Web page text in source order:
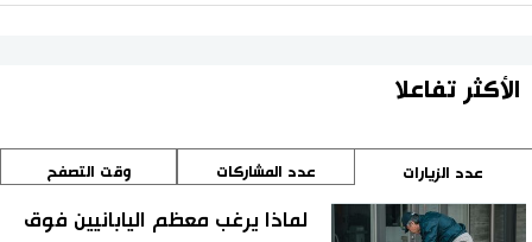
الأكثر تفاعلا
عدد الزيارات عدد المشاركات وقت التصفح
لماذا يرغب معظم اليابانيين فوق